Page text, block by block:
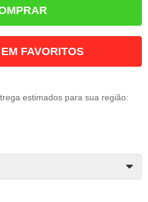
FAVORITOS
estimados para sua região: